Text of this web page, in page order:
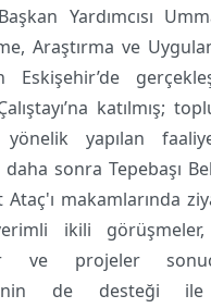
Yardımcısı
Araştırma ve
Eskişehir’de
katılmış;
yönelik yapılan
sonra Tepebaşı
Ataç'ı makamlarında
ikili
ve projeler
de desteği ile